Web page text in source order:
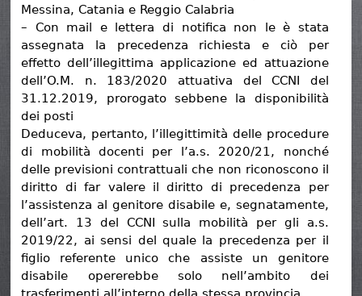
Messina, Catania e Reggio Calabria
– Con mail e lettera di notifica non le è stata
assegnata la precedenza richiesta e ciò per
effetto dell’illegittima applicazione ed attuazione
dell’O.M. n. 183/2020 attuativa del CCNI del
31.12.2019, prorogato sebbene la disponibilità
dei posti
Deduceva, pertanto, l’illegittimità delle procedure
di mobilità docenti per l’a.s. 2020/21, nonché
delle previsioni contrattuali che non riconoscono il
diritto di far valere il diritto di precedenza per
l’assistenza al genitore disabile e, segnatamente,
dell’art. 13 del CCNI sulla mobilità per gli a.s.
2019/22, ai sensi del quale la precedenza per il
figlio referente unico che assiste un genitore
disabile opererebbe solo nell’ambito dei